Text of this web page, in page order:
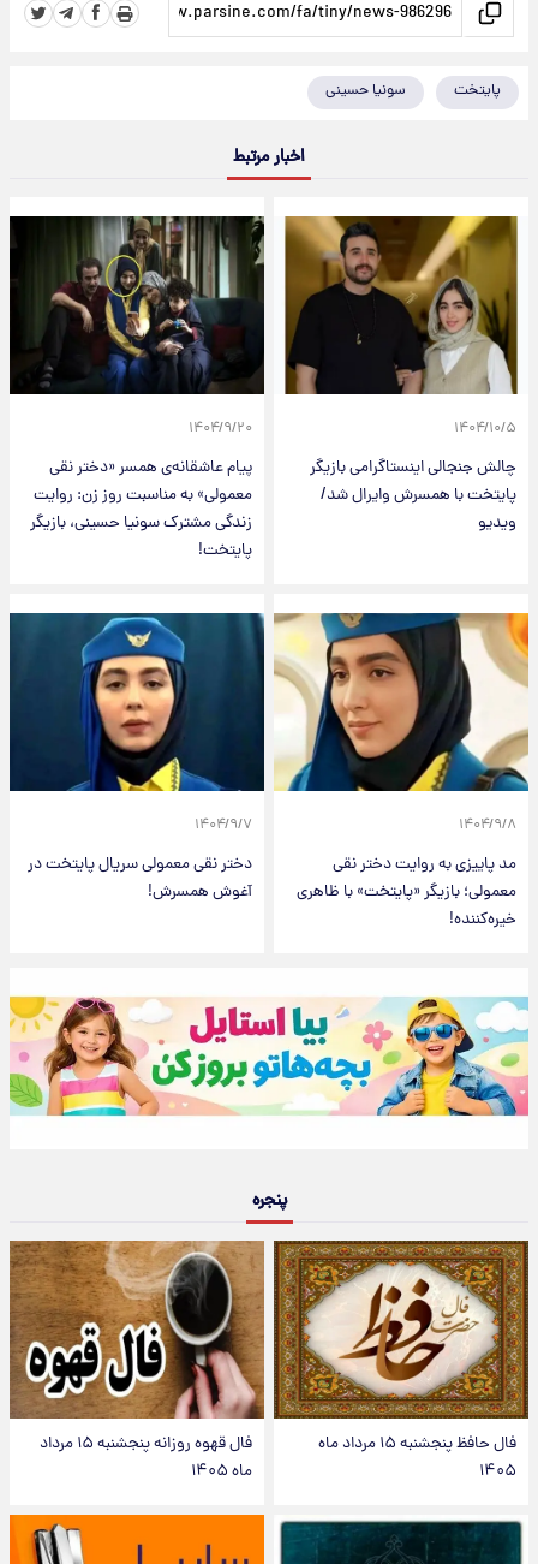
پایتخت سونیا حسینی
اخبار مرتبط
۱۴۰۴/۱۰/۵
چالش جنجالی اینستاگرامی بازیگر
پایتخت با همسرش وایرال شد/
ویدیو
۱۴۰۴/۹/۲۰
پیام عاشقانه‌ی همسر «دختر نقی
معمولی» به مناسبت روز زن: روایت
زندگی مشترک سونیا حسینی، بازیگر
پایتخت!
۱۴۰۴/۹/۸
مد پاییزی به روایت دختر نقی
معمولی؛ بازیگر «پایتخت» با ظاهری
خیره‌کننده!
۱۴۰۴/۹/۷
دختر نقی معمولی سریال پایتخت در
آغوش همسرش!
پنجره
فال حافظ پنجشنبه ۱۵ مرداد ماه
۱۴۰۵
فال قهوه روزانه پنجشنبه ۱۵ مرداد
ماه ۱۴۰۵